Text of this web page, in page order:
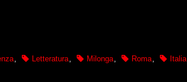
, Letteratura, Milonga, Roma, Italia